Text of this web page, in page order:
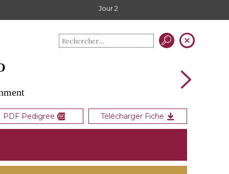
Jour 2
PDF Pedigree Télécharger Fiche